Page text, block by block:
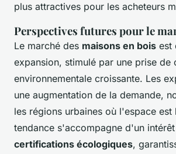
plus attractives pour les acheteurs
Perspectives futures pour le
Le marché des maisons en bois est
expansion, stimulé par une prise de
environnementale croissante. Les
une augmentation de la demande,
les régions urbaines où l'espace est
tendance s'accompagne d'un
certifications écologiques,